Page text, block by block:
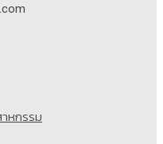
หกรรม